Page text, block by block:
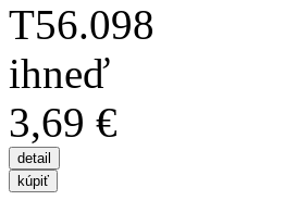
T56.098
ihneď
3,69 €